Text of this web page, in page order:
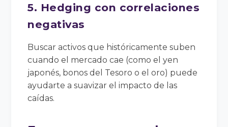
5. Hedging con correlaciones
negativas
Buscar activos que históricamente suben
cuando el mercado cae (como el yen
japonés, bonos del Tesoro o el oro) puede
ayudarte a suavizar el impacto de las
caídas.